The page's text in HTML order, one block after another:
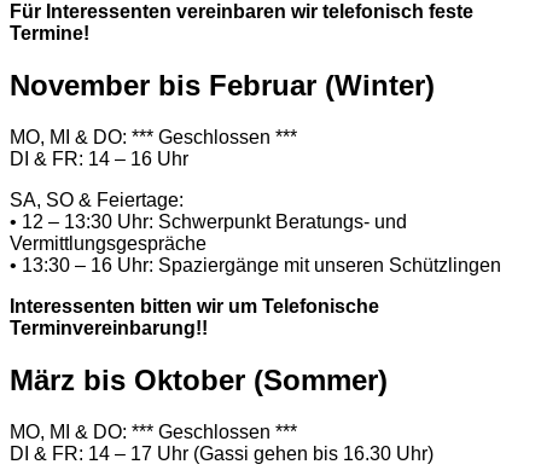
Für Interessenten vereinbaren wir telefonisch feste
Termine!
November bis Februar (Winter)
MO, MI & DO: *** Geschlossen ***
DI & FR: 14 – 16 Uhr
SA, SO & Feiertage:
• 12 – 13:30 Uhr: Schwerpunkt Beratungs- und
Vermittlungsgespräche
• 13:30 – 16 Uhr: Spaziergänge mit unseren Schützlingen
Interessenten bitten wir um Telefonische
Terminvereinbarung!!
März bis Oktober (Sommer)
MO, MI & DO: *** Geschlossen ***
DI & FR: 14 – 17 Uhr (Gassi gehen bis 16.30 Uhr)